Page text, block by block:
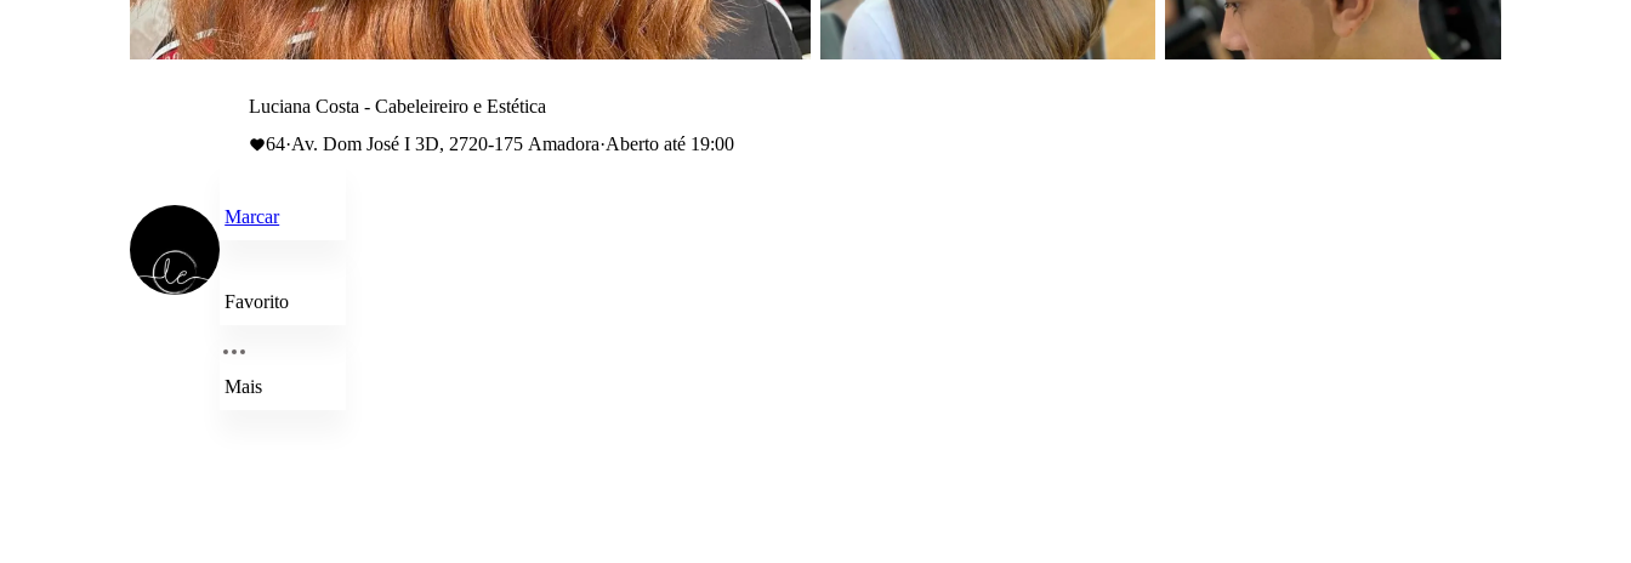
Luciana Costa - Cabeleireiro e Estética
64·Av. Dom José I 3D, 2720-175 Amadora·Aberto até 19:00
Marcar
Favorito
Mais